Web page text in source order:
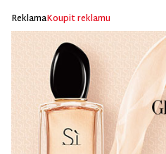
ReklamaKoupit reklamu